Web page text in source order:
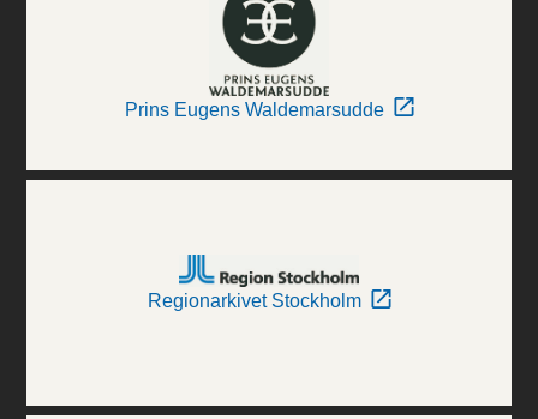
Prins Eugens Waldemarsudde
Regionarkivet Stockholm